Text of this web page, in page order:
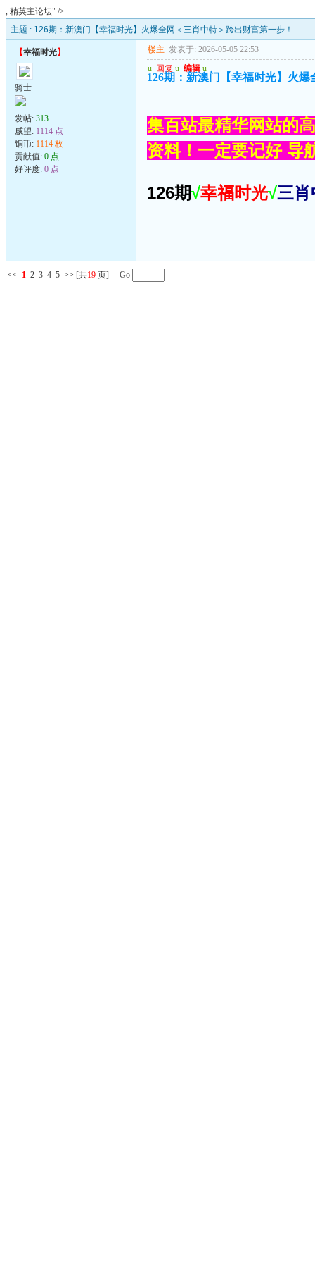
, 精英主论坛" />
主题 : 126期：新澳门【幸福时光】火爆全网＜三肖中特＞跨出财富第一步！
【幸福时光】
骑士
发帖: 313
威望: 1114 点
铜币: 1114 枚
贡献值: 0 点
好评度: 0 点
楼主 发表于: 2026-05-05 22:53
u 回复 u 编辑 u
126期：新澳门【幸福时光】火
集百站最精华网站的
资料！一定要记好 导
126期√幸福时光√三肖
<< 1 2 3 4 5 >> [共19 页] Go